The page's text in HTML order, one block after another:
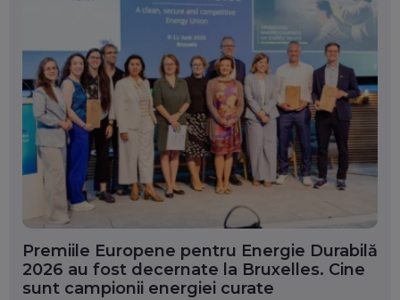
Premiile Europene pentru Energie Durabilă
2026 au fost decernate la Bruxelles. Cine
sunt campionii energiei curate